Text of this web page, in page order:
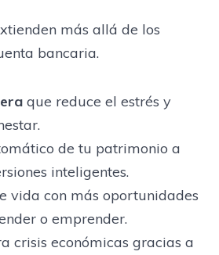
más allá de los
bancaria.
que reduce el estrés y
de tu patrimonio a
inteligentes.
vida con más oportunidades
o emprender.
crisis económicas gracias a